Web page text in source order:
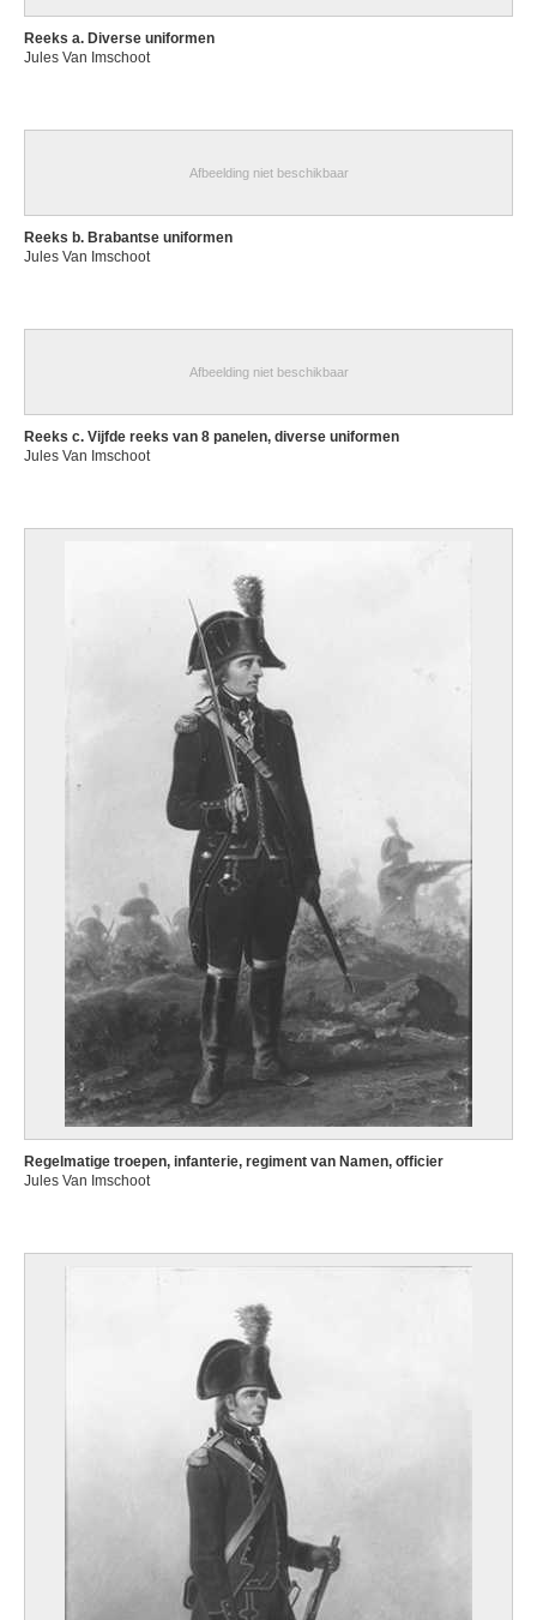
Reeks a. Diverse uniformen
Jules Van Imschoot
Afbeelding niet beschikbaar
Reeks b. Brabantse uniformen
Jules Van Imschoot
Afbeelding niet beschikbaar
Reeks c. Vijfde reeks van 8 panelen, diverse uniformen
Jules Van Imschoot
Regelmatige troepen, infanterie, regiment van Namen, officier
Jules Van Imschoot